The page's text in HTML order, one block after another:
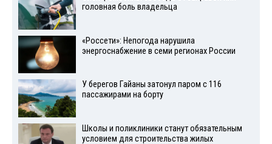
головная боль владельца
«Россети»: Непогода нарушила
энергоснабжение в семи регионах России
У берегов Гайаны затонул паром с 116
пассажирами на борту
Школы и поликлиники станут обязательным
условием для строительства жилых